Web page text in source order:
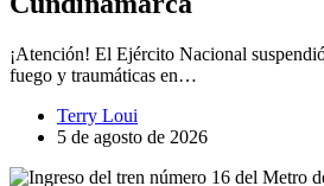
¡Atención! El Ejército Nacional
fuego y traumáticas en…
Terry Loui
5 de agosto de 2026